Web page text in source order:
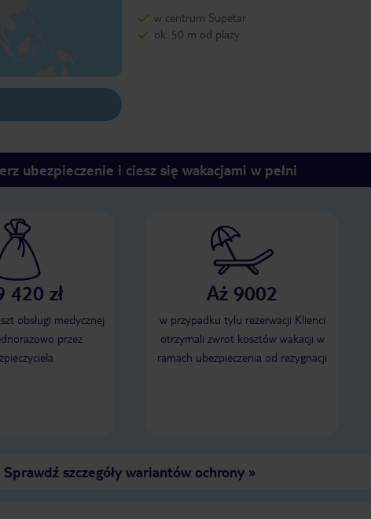
w centrum Supetar
ok. 50 m od plaży
ubezpieczenie i ciesz się wakacjami w pełni
420 zł
obsługi medycznej
przez
Aż 9002
w przypadku tylu rezerwacji Klienci
otrzymali zwrot kosztów wakacji w
ramach ubezpieczenia od rezygnacji
Sprawdź szczegóły wariantów ochrony»